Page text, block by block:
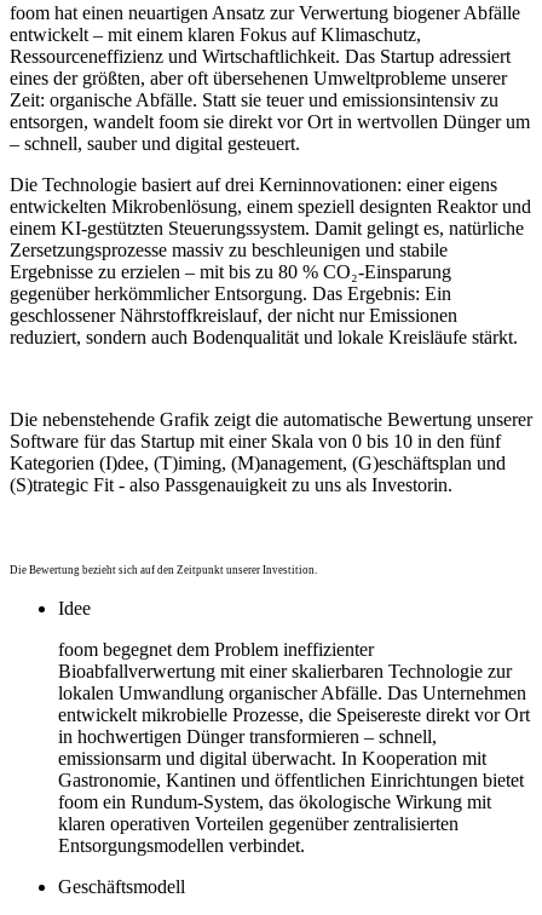
foom hat einen neuartigen Ansatz zur Verwertung biogener Abfälle
entwickelt – mit einem klaren Fokus auf Klimaschutz,
Ressourceneffizienz und Wirtschaftlichkeit. Das Startup adressiert
eines der größten, aber oft übersehenen Umweltprobleme unserer
Zeit: organische Abfälle. Statt sie teuer und emissionsintensiv zu
entsorgen, wandelt foom sie direkt vor Ort in wertvollen Dünger um
– schnell, sauber und digital gesteuert.
Die Technologie basiert auf drei Kerninnovationen: einer eigens
entwickelten Mikrobenlösung, einem speziell designten Reaktor und
einem KI-gestützten Steuerungssystem. Damit gelingt es, natürliche
Zersetzungsprozesse massiv zu beschleunigen und stabile
Ergebnisse zu erzielen – mit bis zu 80 % CO₂-Einsparung
gegenüber herkömmlicher Entsorgung. Das Ergebnis: Ein
geschlossener Nährstoffkreislauf, der nicht nur Emissionen
reduziert, sondern auch Bodenqualität und lokale Kreisläufe stärkt.
Die nebenstehende Grafik zeigt die automatische Bewertung unserer
Software für das Startup mit einer Skala von 0 bis 10 in den fünf
Kategorien (I)dee, (T)iming, (M)anagement, (G)eschäftsplan und
(S)trategic Fit - also Passgenauigkeit zu uns als Investorin.
Die Bewertung bezieht sich auf den Zeitpunkt unserer Investition.
Idee
foom begegnet dem Problem ineffizienter
Bioabfallverwertung mit einer skalierbaren Technologie zur
lokalen Umwandlung organischer Abfälle. Das Unternehmen
entwickelt mikrobielle Prozesse, die Speisereste direkt vor Ort
in hochwertigen Dünger transformieren – schnell,
emissionsarm und digital überwacht. In Kooperation mit
Gastronomie, Kantinen und öffentlichen Einrichtungen bietet
foom ein Rundum-System, das ökologische Wirkung mit
klaren operativen Vorteilen gegenüber zentralisierten
Entsorgungsmodellen verbindet.
Geschäftsmodell